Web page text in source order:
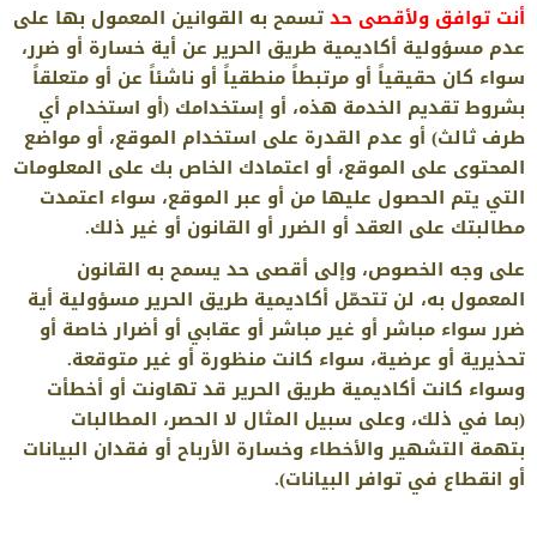
أنت توافق ولأقصى حدتسمح به القوانين المعمول بها على
عدم مسؤولية أكاديمية طريق الحرير عن أية خسارة أو ضرر،
سواء كان حقيقياً أو مرتبطاً منطقياً أو ناشئاً عن أو متعلقاً
بشروط تقديم الخدمة هذه، أو إستخدامك (أو استخدام أي
طرف ثالث) أو عدم القدرة على استخدام الموقع، أو مواضع
المحتوى على الموقع، أو اعتمادك الخاص بك على المعلومات
التي يتم الحصول عليها من أو عبر الموقع، سواء اعتمدت
مطالبتك على العقد أو الضرر أو القانون أو غير ذلك.
على وجه الخصوص، وإلى أقصى حد يسمح به القانون
المعمول به، لن تتحمّل أكاديمية طريق الحرير مسؤولية أية
ضرر سواء مباشر أو غير مباشر أو عقابي أو أضرار خاصة أو
تحذيرية أو عرضية، سواء كانت منظورة أو غير متوقعة.
وسواء كانت أكاديمية طريق الحرير قد تهاونت أو أخطأت
(بما في ذلك، وعلى سبيل المثال لا الحصر، المطالبات
بتهمة التشهير والأخطاء وخسارة الأرباح أو فقدان البيانات
أو انقطاع في توافر البيانات).